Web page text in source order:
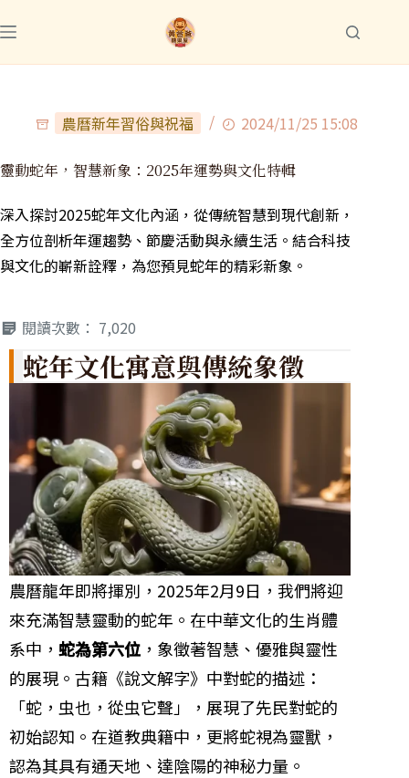
農曆新年習俗與祝福 2024/11/25 15:08
靈動蛇年，智慧新象：2025年運勢與文化特輯
深入探討2025蛇年文化內涵，從傳統智慧到現代創新，
全方位剖析年運趨勢、節慶活動與永續生活。結合科技
與文化的嶄新詮釋，為您預見蛇年的精彩新象。
閱讀次數： 7,020
蛇年文化寓意與傳統象徵
農曆龍年即將揮別，2025年2月9日，我們將迎
來充滿智慧靈動的蛇年。在中華文化的生肖體
系中， 蛇為第六位 ，象徵著智慧、優雅與靈性
的展現。古籍《說文解字》中對蛇的描述：
「蛇，虫也，從虫它聲」，展現了先民對蛇的
初始認知。在道教典籍中，更將蛇視為靈獸，
認為其具有通天地、達陰陽的神秘力量。